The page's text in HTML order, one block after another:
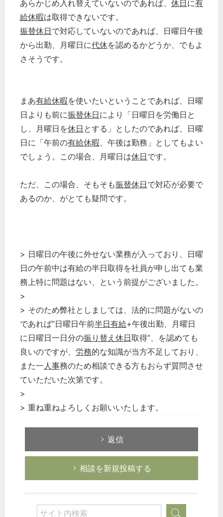
あらかじめ入れ替えていないのであれば、 休日 に有
給休暇は取得できないです。
振替休日で対応していないのであれば、日曜日午後
から出勤、月曜日に代休を認めるかどうか、でもよ
さそうです。
まあ有給休暇を使いたいということであれば、日曜
日よりも前に振替休日により「日曜日を労働日と
し、月曜日を休日 とする」としたのであれば、日曜
日に「午前の有給休暇、午後は勤務」としてもよい
でしょう。この場合、月曜日は休日です。
ただ、この場合、そもそも振替休日で対応が必要で
あるのか、がとても疑問です。
> 日曜日の午後に外せない業務が入っており、日曜
日の午前中は有給の半日取得を社員が申し出ても業
務上特に問題はない、という前提がございました。
>
> そのため弊社としましては、法的に問題がないの
であれば”日曜日午前半日有給+午後出勤、月曜日
に日曜日一日分の振り替え休日取得”、を認めても
良いのですが、 労務的な知識が当方不足しており、
また一人事務のため相談できる方もおらず質問させ
ていただいた次第です。
>
> 重ね重ねよろしくお願いいたします。
返信
相談を新規投稿する